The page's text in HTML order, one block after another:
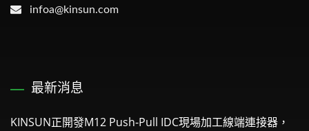
infoa@kinsun.com
最新消息
KINSUN正開發M12 Push-Pull IDC現場加工線端連接器，